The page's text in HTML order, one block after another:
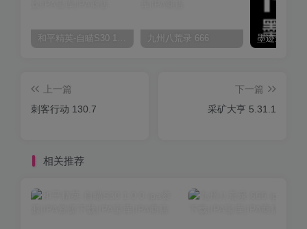
和平精英-自瞄S30 1.0.0 九州八荒录 666
上一篇
刺客行动 130.7
下一篇
采矿大亨 5.31.1
相关推荐